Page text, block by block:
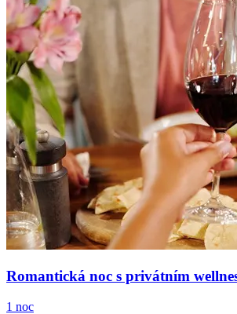
Romantická noc s privátním
1 noc